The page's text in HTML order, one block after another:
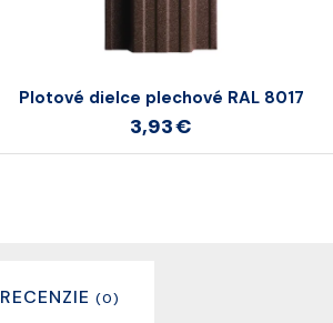
Plotové dielce plechové RAL 8017
3,93 €
RECENZIE (0)